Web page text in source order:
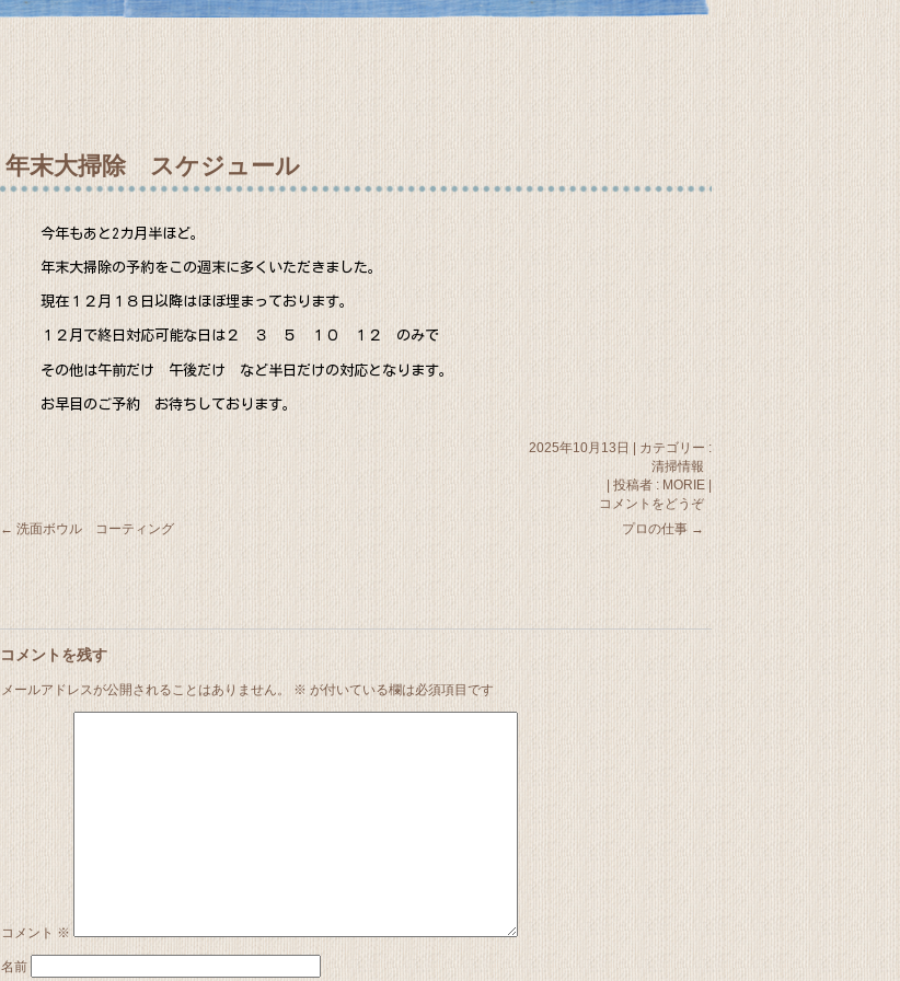
年末大掃除 スケジュール
今年もあと2カ月半ほど。
年末大掃除の予約をこの週末に多くいただきました。
現在１２月１８日以降はほぼ埋まっております。
１２月で終日対応可能な日は２ ３ ５ １０ １２ のみで
その他は午前だけ 午後だけ など半日だけの対応となります。
お早目のご予約 お待ちしております。
2025年10月13日
カテゴリー :
清掃情報
投稿者 : MORIE
コメントをどうぞ
← 洗面ボウル コーティング プロの仕事 →
コメントを残す
メールアドレスが公開されることはありません。 ※ が付いている欄は必須項目です
コメント ※
名前